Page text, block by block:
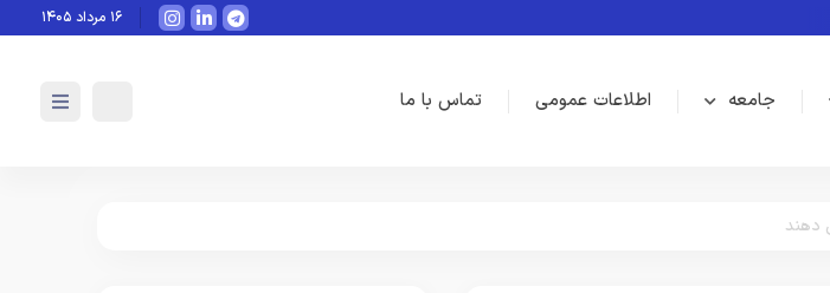
بازی های بدون نیاز به اینترنت هوش مصنوعی چگونه
۱۶ مرداد ۱۴۰۵
جامعه اطلاعات عمومی تماس با ما
دهند